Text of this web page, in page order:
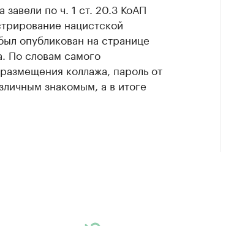
завели по ч. 1 ст. 20.3 КоАП
нацистской
опубликован на странице
По словам самого
коллажа, пароль от
знакомым, а в итоге